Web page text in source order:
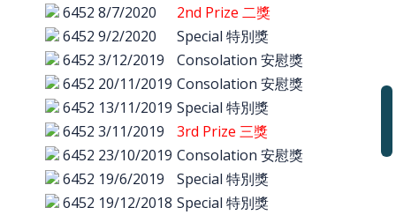
6452 8/7/2020
2nd Prize 二獎
6452 9/2/2020
Special 特別獎
6452 3/12/2019
Consolation 安慰獎
6452 20/11/2019 Consolation 安慰獎
6452 13/11/2019 Special 特別獎
6452 3/11/2019
3rd Prize 三獎
6452 23/10/2019 Consolation 安慰獎
6452 19/6/2019
Special 特別獎
6452 19/12/2018 Special 特別獎